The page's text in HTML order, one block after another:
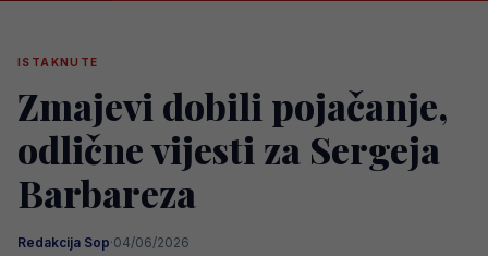
ISTAKNUTE
Zmajevi dobili pojačanje,
odlične vijesti za Sergeja
Barbareza
Redakcija Sop·04/06/2026